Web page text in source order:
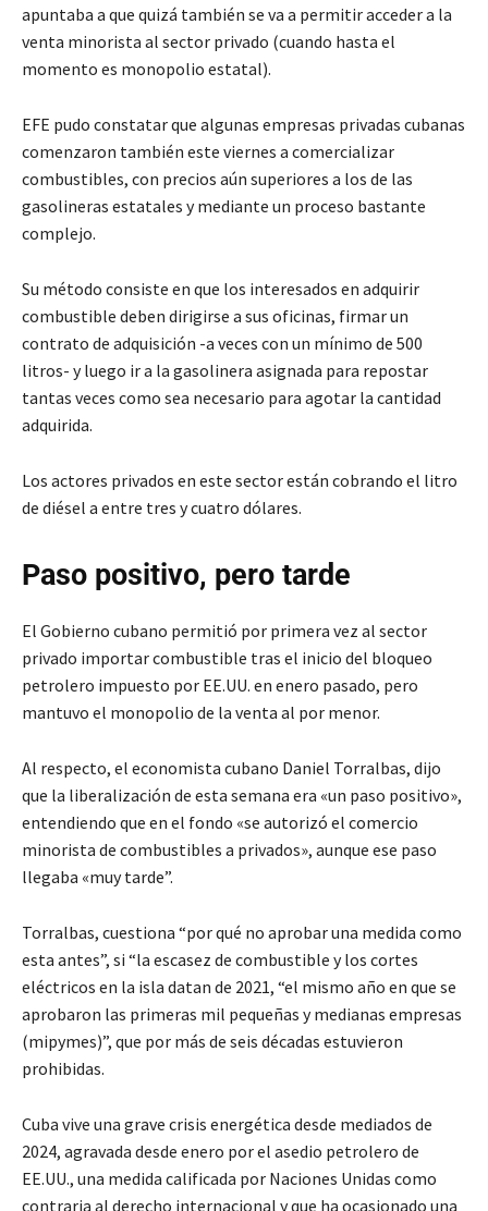
apuntaba a que quizá también se va a permitir acceder a la
venta minorista al sector privado (cuando hasta el
momento es monopolio estatal).
EFE pudo constatar que algunas empresas privadas cubanas
comenzaron también este viernes a comercializar
combustibles, con precios aún superiores a los de las
gasolineras estatales y mediante un proceso bastante
complejo.
Su método consiste en que los interesados en adquirir
combustible deben dirigirse a sus oficinas, firmar un
contrato de adquisición -a veces con un mínimo de 500
litros- y luego ir a la gasolinera asignada para repostar
tantas veces como sea necesario para agotar la cantidad
adquirida.
Los actores privados en este sector están cobrando el litro
de diésel a entre tres y cuatro dólares.
Paso positivo, pero tarde
El Gobierno cubano permitió por primera vez al sector
privado importar combustible tras el inicio del bloqueo
petrolero impuesto por EE.UU. en enero pasado, pero
mantuvo el monopolio de la venta al por menor.
Al respecto, el economista cubano Daniel Torralbas, dijo
que la liberalización de esta semana era «un paso positivo»,
entendiendo que en el fondo «se autorizó el comercio
minorista de combustibles a privados», aunque ese paso
llegaba «muy tarde”.
Torralbas, cuestiona “por qué no aprobar una medida como
esta antes”, si “la escasez de combustible y los cortes
eléctricos en la isla datan de 2021, “el mismo año en que se
aprobaron las primeras mil pequeñas y medianas empresas
(mipymes)”, que por más de seis décadas estuvieron
prohibidas.
Cuba vive una grave crisis energética desde mediados de
2024, agravada desde enero por el asedio petrolero de
EE.UU., una medida calificada por Naciones Unidas como
contraria al derecho internacional y que ha ocasionado una